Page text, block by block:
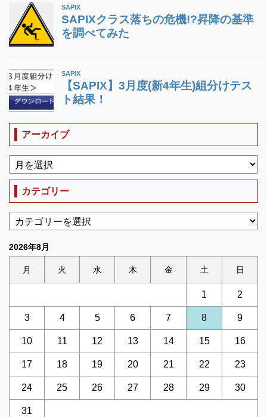
アーカイブ
カテゴリー
2026年8月
月 火 水 木 金 土 日
1 2
3 4 5 6 7 8 9
10 11 12 13 14 15 16
17 18 19 20 21 22 23
24 25 26 27 28 29 30
31